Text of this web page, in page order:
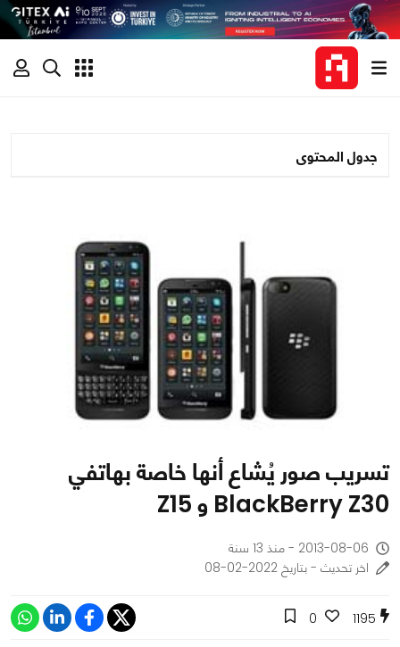
جدول المحتوى
تسريب صور يُشاع أنها خاصة بهاتفي
BlackBerry Z30 و Z15
2013-08-06 - منذ 13 سنة
اخر تحديث - بتاريخ 2022-02-08
1195
0